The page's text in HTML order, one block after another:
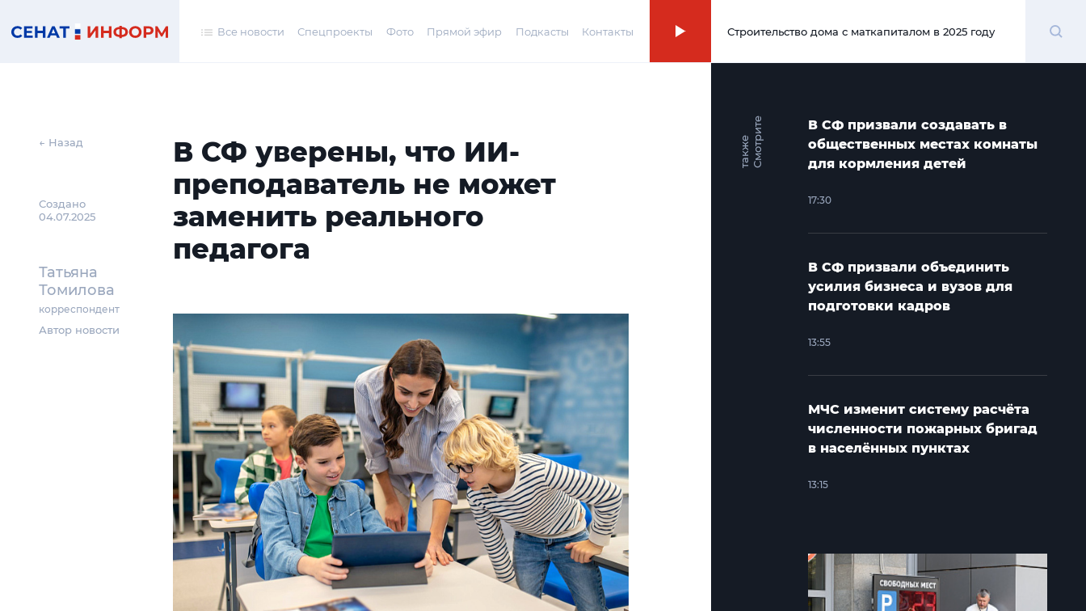
Все новости Спецпроекты Фото Прямой эфир Подкасты Контакты 00:00
Строительство дома с маткапиталом в 2025 году
← Назад
Создано
04.07.2025
Татьяна
Томилова
корреспондент
Автор новости
В СФ уверены, что ИИ-
преподаватель не может
заменить реального
педагога
С
м
о
т
р и
т
е
т
а
к
ж
е
В СФ призвали создавать в
общественных местах комнаты
для кормления детей
17:30
В СФ призвали объединить
усилия бизнеса и вузов для
подготовки кадров
13:55
МЧС изменит систему расчёта
численности пожарных бригад
в населённых пунктах
13:15